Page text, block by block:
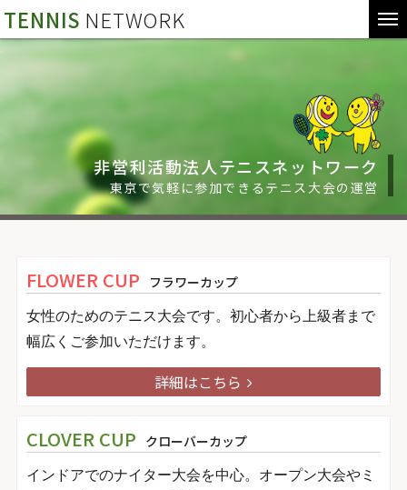
TENNIS NETWORK
非営利活動法人テニスネットワーク
東京で気軽に参加できるテニス大会の運営
FLOWER CUP
フラワーカップ
女性のためのテニス大会です。初心者から上級者まで
幅広くご参加いただけます。
詳細はこちら
CLOVER CUP クローバーカップ
インドアでのナイター大会を中心。オープン大会やミ